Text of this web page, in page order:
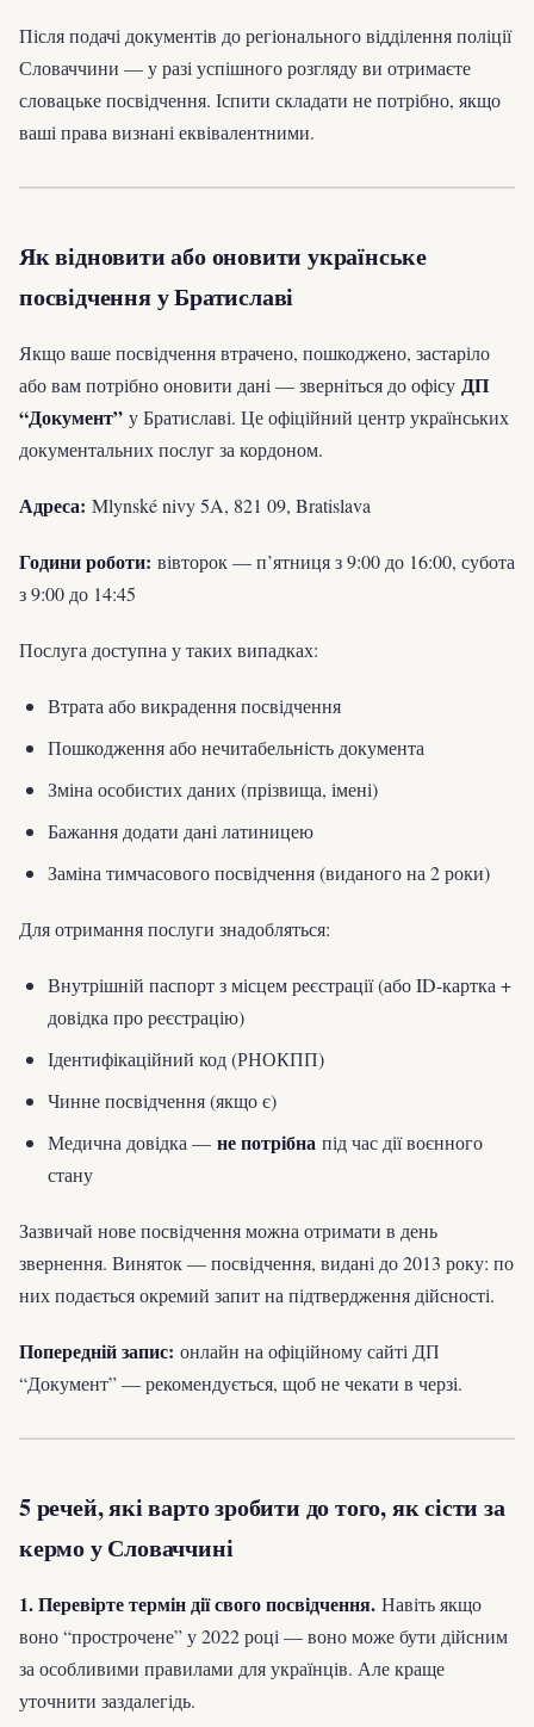
Після подачі документів до регіонального відділення поліції
Словаччини — у разі успішного розгляду ви отримаєте
словацьке посвідчення. Іспити складати не потрібно, якщо
ваші права визнані еквівалентними.
Як відновити або оновити українське
посвідчення у Братиславі
Якщо ваше посвідчення втрачено, пошкоджено, застаріло
або вам потрібно оновити дані — зверніться до офісу ДП
“Документ” у Братиславі. Це офіційний центр українських
документальних послуг за кордоном.
Адреса: Mlynské nivy 5A, 821 09, Bratislava
Години роботи: вівторок — п’ятниця з 9:00 до 16:00, субота
з 9:00 до 14:45
Послуга доступна у таких випадках:
Втрата або викрадення посвідчення
Пошкодження або нечитабельність документа
Зміна особистих даних (прізвища, імені)
Бажання додати дані латиницею
Заміна тимчасового посвідчення (виданого на 2 роки)
Для отримання послуги знадобляться:
Внутрішній паспорт з місцем реєстрації (або ID-картка +
довідка про реєстрацію)
Ідентифікаційний код (РНОКПП)
Чинне посвідчення (якщо є)
Медична довідка — не потрібна під час дії воєнного
стану
Зазвичай нове посвідчення можна отримати в день
звернення. Виняток — посвідчення, видані до 2013 року: по
них подається окремий запит на підтвердження дійсності.
Попередній запис: онлайн на офіційному сайті ДП
“Документ” — рекомендується, щоб не чекати в черзі.
5 речей, які варто зробити до того, як сісти за
кермо у Словаччині
1. Перевірте термін дії свого посвідчення. Навіть якщо
воно “прострочене” у 2022 році — воно може бути дійсним
за особливими правилами для українців. Але краще
уточнити заздалегідь.